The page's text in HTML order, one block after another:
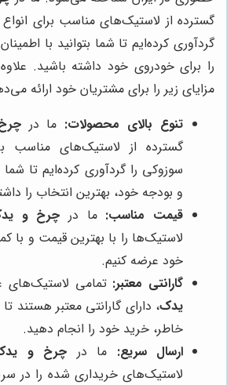
گسترده از لاستیک‌های مناسب برای
گردآوری کرده‌ایم تا شما بتوانید با
را برای خودروی خود داشته باشید.
مزایای زیر را برای مشتریان خود ارائه
تنوع بالای محصولات: ما در
گسترده از لاستیک‌های مناسب
سوزوکی را گردآوری کرده‌ایم تا شما
و بودجه خود، بهترین انتخاب را
قیمت مناسب: ما در چرخ و
لاستیک‌ها را با بهترین قیمت و با
خود عرضه کنیم.
گارانتی معتبر: تمامی
یدک، دارای گارانتی معتبر هستند
خاطر، خرید خود را انجام دهید.
ارسال سریع: ما در چرخ و
لاستیک‌های خریداری شده را در